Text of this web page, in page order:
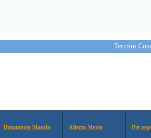
Termini
Datameteo Mondo Allerta Meteo Per